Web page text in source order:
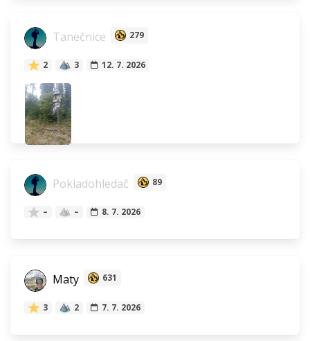
Tanečnice 279
2 3 12. 7. 2026
Pokladohledač 89
– – 8. 7. 2026
Maty 631
3 2 7. 7. 2026